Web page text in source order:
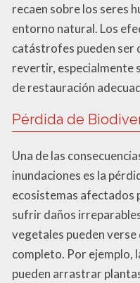
recaen sobre los seres
entorno natural. Los
catástrofes pueden ser
revertir, especialmente
de restauración
Pérdida de
Una de las
inundaciones es la
ecosistemas afectados
sufrir daños
vegetales pueden
completo. Por ejemplo,
pueden arrastrar